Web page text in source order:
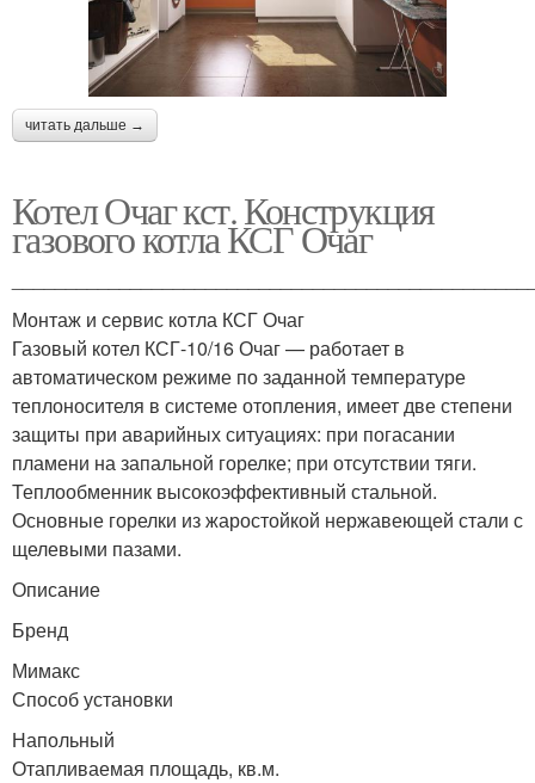
читать дальше →
Котел Очаг кст. Конструкция
газового котла КСГ Очаг
Монтаж и сервис котла КСГ Очаг
Газовый котел КСГ-10/16 Очаг — работает в
автоматическом режиме по заданной температуре
теплоносителя в системе отопления, имеет две степени
защиты при аварийных ситуациях: при погасании
пламени на запальной горелке; при отсутствии тяги.
Теплообменник высокоэффективный стальной.
Основные горелки из жаростойкой нержавеющей стали с
щелевыми пазами.
Описание
Бренд
Мимакс
Способ установки
Напольный
Отапливаемая площадь, кв.м.